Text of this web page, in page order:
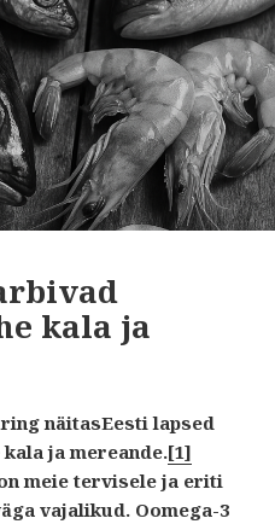
kala ja
näitasEesti lapsed
ja mereande.[1]
meie tervisele ja eriti
vajalikud. Oomega-3